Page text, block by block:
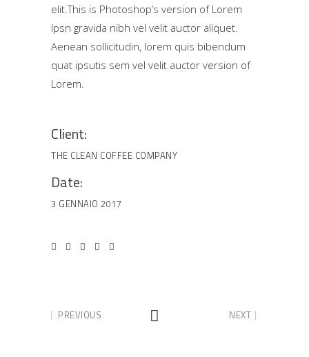
elit.This is Photoshop’s version of Lorem
Ipsn gravida nibh vel velit auctor aliquet.
Aenean sollicitudin, lorem quis bibendum
quat ipsutis sem vel velit auctor version of
Lorem.
Client:
THE CLEAN COFFEE COMPANY
Date:
3 GENNAIO 2017
PREVIOUS NEXT